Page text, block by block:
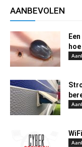
AANBEVOLEN